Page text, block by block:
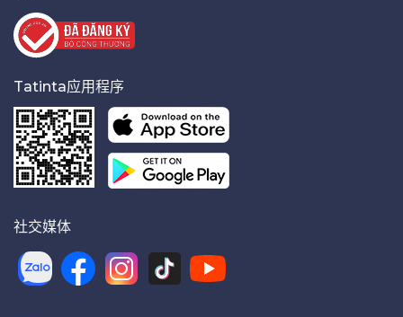
Tatinta应用程序
社交媒体